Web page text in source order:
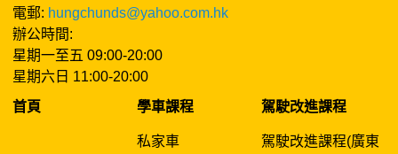
電郵: hungchunds@yahoo.com.hk
辦公時間:
星期一至五 09:00-20:00
星期六日 11:00-20:00
首頁
學車課程
私家車
駕駛改進課程
駕駛改進課程(廣東